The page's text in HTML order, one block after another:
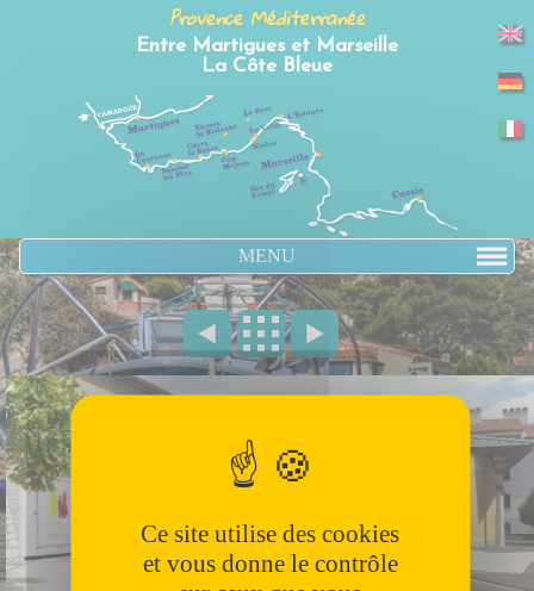
Provence Méditerranée
Entre Martigues et Marseille
La Côte Bleue
MENU
Panneau de gestion des cookies
Ce site utilise des cookies
et vous donne le contrôle